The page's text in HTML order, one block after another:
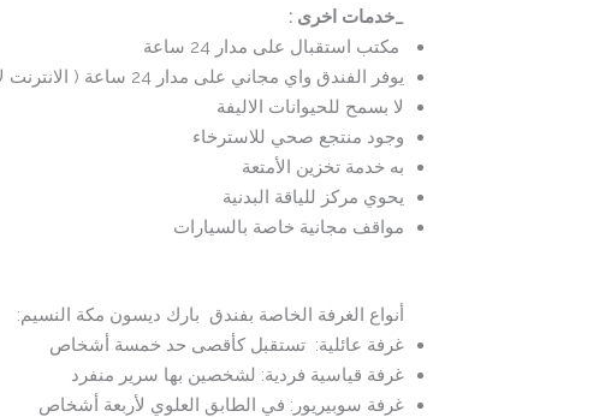
_خدمات اخرى :
مكتب استقبال على مدار 24 ساعة
يوفر الفندق واي مجاني على مدار 24 ساعة ( الانترنت لاسلكي
لا بسمح للحيوانات الاليفة
وجود منتجع صحي للاسترخاء
به خدمة تخزين الأمتعة
يحوي مركز للياقة البدنية
مواقف مجانية خاصة بالسيارات
أنواع الغرفة الخاصة بفندق بارك ديسون مكة النسيم:
غرفة عائلية: تستقبل كأقصى حد خمسة أشخاص
غرفة قياسية فردية: لشخصين بها سرير منفرد
غرفة سوبيريور: في الطابق العلوي لأربعة أشخاص